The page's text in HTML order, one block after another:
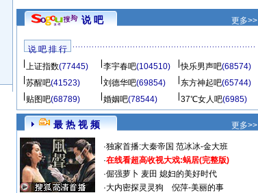
说 吧 更多>>
说 吧 排 行
上证指数(77445) 李宇春吧(104510) 快乐男声吧(68574)
苏醒吧(41523) 刘德华吧(69854) 东方神起吧(65744)
贴图吧(68789) 婚姻吧(78544) 37℃女人吧(6985)
最 热 视 频 更多>>
·独家首播:大秦帝国 范冰冰-金大班
·在线看超高收视大戏:蜗居(完整版)
·倔强萝卜 麦田 媳妇的美好时代
·大内密探灵灵狗
倪萍-美丽的事